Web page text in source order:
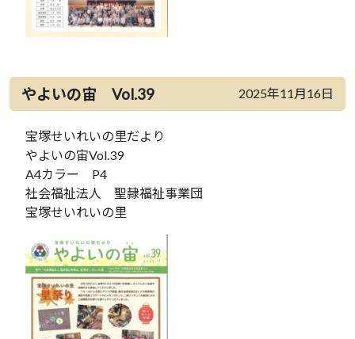
やよいの宙 Vol.39 2025年11月16日
宝塚せいれいの里だより
やよいの宙Vol.39
A4カラー P4
社会福祉法人 聖隷福祉事業団
宝塚せいれいの里